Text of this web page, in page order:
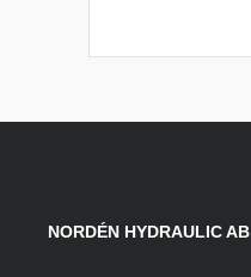
NORDÉN HYDRAULIC AB